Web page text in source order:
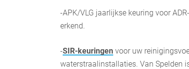
-APK/VLG jaarlijkse keuring voor
erkend.
-SIR-keuringen voor uw
waterstraalinstallaties. Van Spelden